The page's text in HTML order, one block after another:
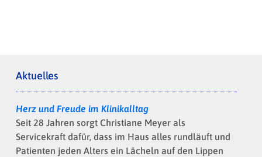
Aktuelles
Herz und Freude im Klinikalltag
Seit 28 Jahren sorgt Christiane Meyer als
Servicekraft dafür, dass im Haus alles rundläuft und
Patienten jeden Alters ein Lächeln auf den Lippen